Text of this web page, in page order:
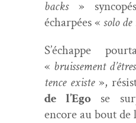
backs»
écharpées « solo
S’échappe
« bruisse­ment d’êtres
tence existe»,
de l’Ego se
encore au bout de